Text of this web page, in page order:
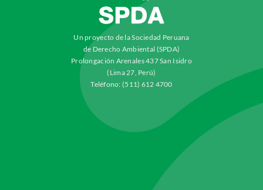
Un proyecto de la Sociedad Peruana
de Derecho Ambiental (SPDA)
Prolongación Arenales 437 San Isidro
(Lima 27, Perú)
Teléfono: (511) 612 4700